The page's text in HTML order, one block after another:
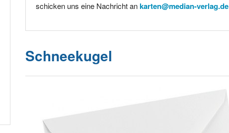
schicken uns eine Nachricht ankarten@median-verlag.de
Schneekugel